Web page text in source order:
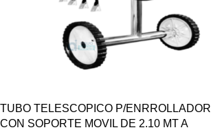
TUBO TELESCOPICO P/ENRROLLADOR
CON SOPORTE MOVIL DE 2.10 MT A